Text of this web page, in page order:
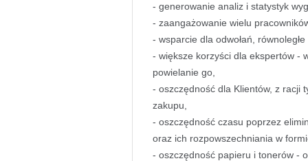
- generowanie analiz i statystyk
- zaangażowanie wielu
- wsparcie dla odwołań,
- większe korzyści dla ekspertów -
powielanie go,
- oszczędność dla Klientów, z racji
zakupu,
- oszczędność czasu poprzez
oraz ich rozpowszechniania w
- oszczędność papieru i tonerów -